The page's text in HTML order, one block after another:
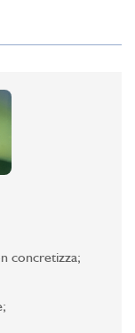
concretizza;